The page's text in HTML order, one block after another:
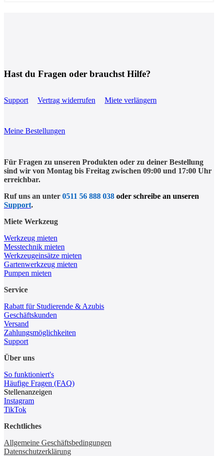
Hast du Fragen oder brauchst Hilfe?
Support Vertrag widerrufen Miete verlängern
Meine Bestellungen
Für Fragen zu unseren Produkten oder zu deiner Bestellung
sind wir von Montag bis Freitag zwischen 09:00 und 17:00 Uhr
erreichbar.
Ruf uns an unter 0511 56 888 038 oder schreibe an unseren
Support.
Miete Werkzeug
Werkzeug mieten
Messtechnik mieten
Werkzeugeinsätze mieten
Gartenwerkzeug mieten
Pumpen mieten
Service
Rabatt für Studierende & Azubis
Geschäftskunden
Versand
Zahlungsmöglichkeiten
Support
Über uns
So funktioniert's
Häufige Fragen (FAQ)
Stellenanzeigen
Instagram
TikTok
Rechtliches
Allgemeine Geschäftsbedingungen
Datenschutzerklärung